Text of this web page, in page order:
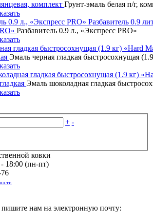
комплект Грунт-эмаль белая п/г,
Разбавитель 0.9
Разбавитель 0.9 л., «Экспресс PRO»
Эмаль черная гладкая быстросохнущая
Эмаль шоколадная гладкая
+ -
ковки
18:00 (пн-пт)
нам на электронную почту: